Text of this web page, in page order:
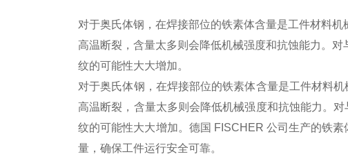
对于奥氏体钢，在焊接部位的铁素体含量是工件材料
高温断裂，含量太多则会降低机械强度和抗蚀能力。
纹的可能性大大增加。
对于奥氏体钢，在焊接部位的铁素体含量是工件材料
高温断裂，含量太多则会降低机械强度和抗蚀能力。
纹的可能性大大增加。 德国 FISCHER 公司生产的铁
量，确保工件运行安全可靠。